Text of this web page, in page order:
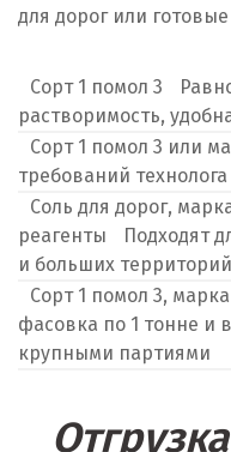
для дорог или
Сорт 1 помол 3
растворимость,
Сорт 1 помол 3 или
требований
Соль для дорог,
реагенты
Подходят
и больших территорий
Сорт 1 помол 3,
фасовка по 1 тонне и
крупными партиями